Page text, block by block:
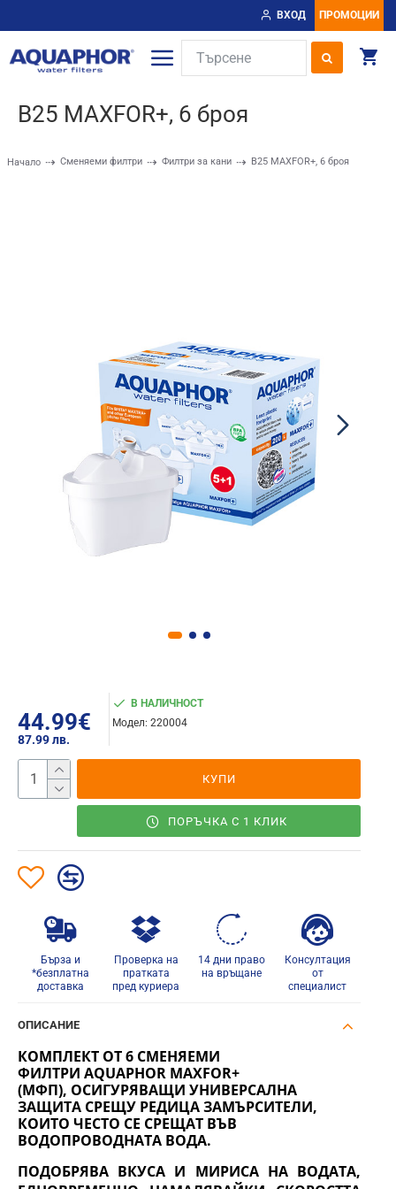
ВХОД ПРОМОЦИИ
Начало Сменяеми филтри Филтри за кани B25 MAXFOR+, 6 броя
B25 MAXFOR+, 6 броя
44.99€
87.99 лв.
В НАЛИЧНОСТ
Модел: 220004
КУПИ
ПОРЪЧКА С 1 КЛИК
Бърза и
*безплатна
доставка
Проверка на
пратката
пред куриера
14 дни право
на връщане
Консултация
от
специалист
ОПИСАНИЕ
КОМПЛЕКТ ОТ 6 СМЕНЯЕМИ
ФИЛТРИ AQUAPHOR MAXFOR+
(МФП), ОСИГУРЯВАЩИ УНИВЕРСАЛНА
ЗАЩИТА СРЕЩУ РЕДИЦА ЗАМЪРСИТЕЛИ,
КОИТО ЧЕСТО СЕ СРЕЩАТ ВЪВ
ВОДОПРОВОДНАТА ВОДА.
ПОДОБРЯВА ВКУСА И МИРИСА НА ВОДАТА,